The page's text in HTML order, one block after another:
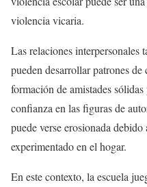
violencia vicaria.
Las relaciones interpersonales
pueden desarrollar patrones
formación de amistades
confianza en las figuras de
puede verse erosionada
experimentado en el hogar.
En este contexto, la escuela